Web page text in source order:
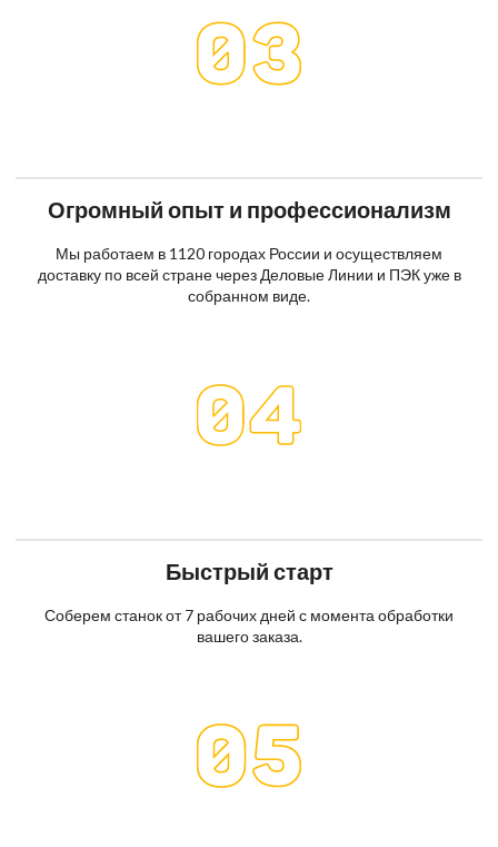
Огромный опыт и профессионализм
Мы работаем в 1120 городах России и осуществляем
доставку по всей стране через Деловые Линии и ПЭК уже в
собранном виде.
Быстрый старт
Соберем станок от 7 рабочих дней с момента обработки
вашего заказа.